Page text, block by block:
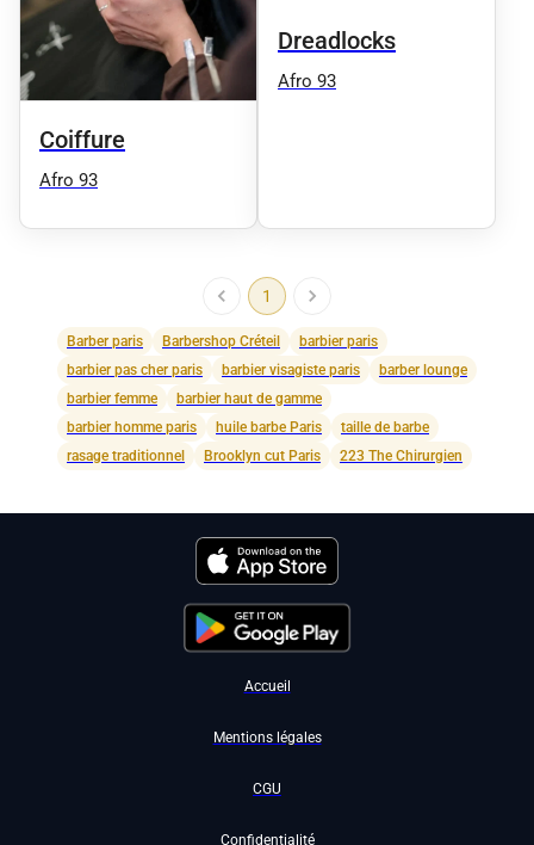
Coiffure
Afro 93
Dreadlocks
Afro 93
1
Barber paris Barbershop Créteil
barbier paris
barbier pas cher paris
barbier visagiste paris
barber lounge
barbier femme
barbier haut de gamme
barbier homme paris
huile barbe Paris
taille de barbe
rasage traditionnel
Brooklyn cut Paris 223 The Chirurgien
Accueil
Mentions légales
CGU
Confidentialité